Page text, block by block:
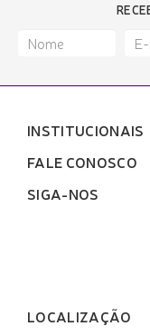
INSTITUCIONAIS
FALE CONOSCO
SIGA-NOS
LOCALIZAÇÃO